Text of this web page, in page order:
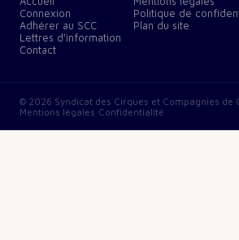
Connexion
Adhérer au SCC
Lettres d'information
Contact
Politique de
Plan du site
© 2026 Syndicat des Cirques et Compagnies de
Mentions légales Confidentialité